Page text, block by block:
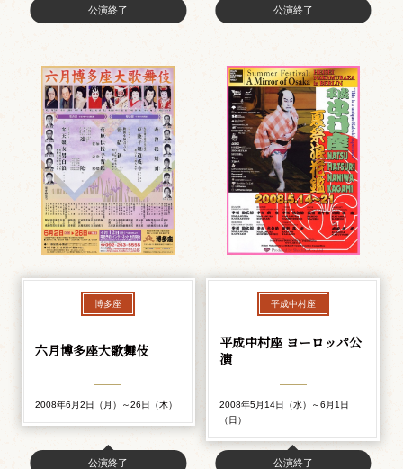
公演終了 公演終了
博多座
六月博多座大歌舞伎
2008年6月2日（月）～26日（木）
公演終了
平成中村座
平成中村座 ヨーロッパ公
演
2008年5月14日（水）～6月1日
（日）
公演終了